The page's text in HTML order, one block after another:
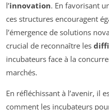
l’innovation. En favorisant
ces structures encouragent
l’émergence de solutions
crucial de reconnaître les
incubateurs face à la
marchés.
En réfléchissant à l’avenir, il
comment les incubateurs